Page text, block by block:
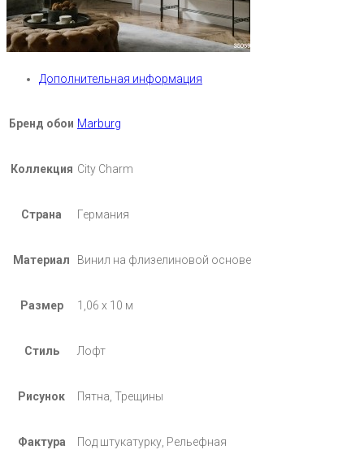
Дополнительная информация
Бренд обои Marburg
Коллекция City Charm
Страна Германия
Материал Винил на флизелиновой основе
Размер 1,06 х 10 м
Стиль Лофт
Рисунок Пятна, Трещины
Фактура Под штукатурку, Рельефная